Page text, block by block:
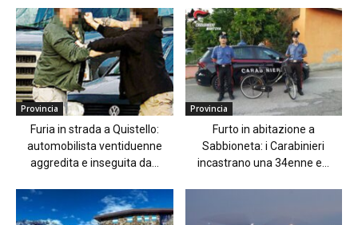
Provincia
Furia in strada a Quistello:
automobilista ventiduenne
aggredita e inseguita da...
Provincia
Furto in abitazione a
Sabbioneta: i Carabinieri
incastrano una 34enne e...